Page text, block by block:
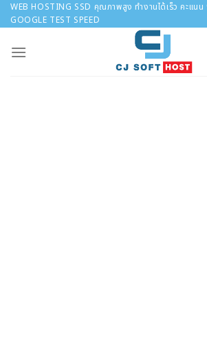
Skip
to
WEB HOSTING SSD คุณภาพสูง ทำงานได้เร็ว คะแนน
GOOGLE TEST SPEED